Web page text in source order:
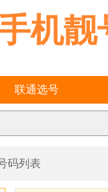
机靓
联通选号
码列表